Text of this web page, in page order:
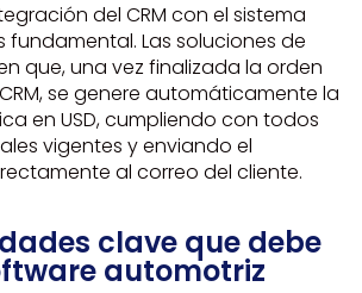
del CRM con el sistema
fundamental. Las soluciones de
que, una vez finalizada la orden
se genere automáticamente la
en USD, cumpliendo con todos
vigentes y enviando el
al correo del cliente.
clave que debe
automotriz